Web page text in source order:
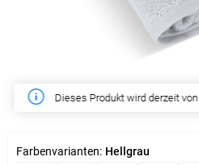
Dieses Produkt wird derzeit von
Farbenvarianten: Hellgrau